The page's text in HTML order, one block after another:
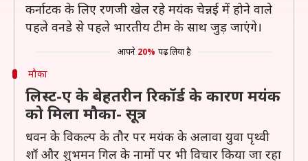
कर्नाटक के लिए रणजी खेल रहे मयंक चेन्नई में होने वाले
पहले वनडे से पहले भारतीय टीम के साथ जुड़ जाएंगे।
आपने 20% पढ़ लिया है
मौका
लिस्ट-ए के बेहतरीन रिकॉर्ड के कारण मयंक
को मिला मौका- सूत्र
धवन के विकल्प के तौर पर मयंक के अलावा युवा पृथ्वी
शॉ और शुभमन गिल के नामों पर भी विचार किया जा रहा